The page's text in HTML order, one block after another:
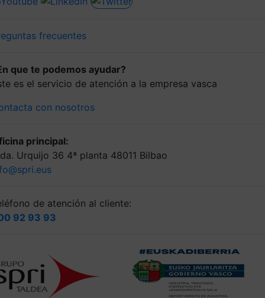
frecuentes
que te podemos ayudar?
es el servicio de atención a la empresa vasca
con nosotros
principal:
Urquijo 36 4ª planta 48011 Bilbao
de atención al cliente:
92 93 93